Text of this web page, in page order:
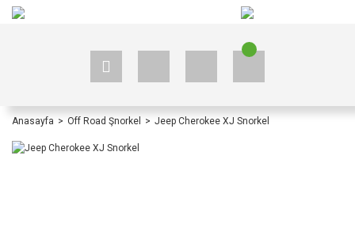
Anasayfa Off Road Şnorkel Jeep Cherokee XJ Snorkel